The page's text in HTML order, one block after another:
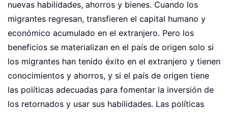
nuevas habilidades, ahorros y bienes. Cuando los
migrantes regresan, transfieren el capital humano y
económico acumulado en el extranjero. Pero los
beneficios se materializan en el país de origen solo si
los migrantes han tenido éxito en el extranjero y tienen
conocimientos y ahorros, y si el país de origen tiene
las políticas adecuadas para fomentar la inversión de
los retornados y usar sus habilidades. Las políticas